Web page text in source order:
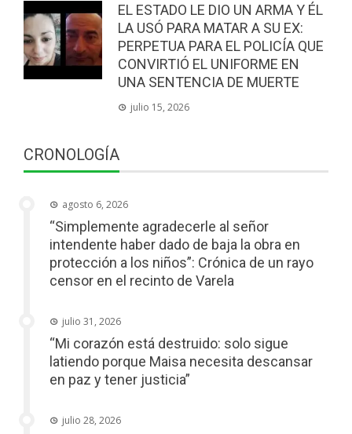
EL ESTADO LE DIO UN ARMA Y ÉL
LA USÓ PARA MATAR A SU EX:
PERPETUA PARA EL POLICÍA QUE
CONVIRTIÓ EL UNIFORME EN
UNA SENTENCIA DE MUERTE
julio 15, 2026
CRONOLOGÍA
agosto 6, 2026
“Simplemente agradecerle al señor
intendente haber dado de baja la obra en
protección a los niños”: Crónica de un rayo
censor en el recinto de Varela
julio 31, 2026
“Mi corazón está destruido: solo sigue
latiendo porque Maisa necesita descansar
en paz y tener justicia”
julio 28, 2026